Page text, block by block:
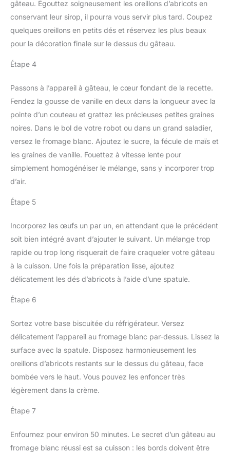
gâteau. Égouttez soigneusement les oreillons d’abricots en
conservant leur sirop, il pourra vous servir plus tard. Coupez
quelques oreillons en petits dés et réservez les plus beaux
pour la décoration finale sur le dessus du gâteau.
Étape 4
Passons à l’appareil à gâteau, le cœur fondant de la recette.
Fendez la gousse de vanille en deux dans la longueur avec la
pointe d’un couteau et grattez les précieuses petites graines
noires. Dans le bol de votre robot ou dans un grand saladier,
versez le fromage blanc. Ajoutez le sucre, la fécule de maïs et
les graines de vanille. Fouettez à vitesse lente pour
simplement homogénéiser le mélange, sans y incorporer trop
d’air.
Étape 5
Incorporez les œufs un par un, en attendant que le précédent
soit bien intégré avant d’ajouter le suivant. Un mélange trop
rapide ou trop long risquerait de faire craqueler votre gâteau
à la cuisson. Une fois la préparation lisse, ajoutez
délicatement les dés d’abricots à l’aide d’une spatule.
Étape 6
Sortez votre base biscuitée du réfrigérateur. Versez
délicatement l’appareil au fromage blanc par-dessus. Lissez la
surface avec la spatule. Disposez harmonieusement les
oreillons d’abricots restants sur le dessus du gâteau, face
bombée vers le haut. Vous pouvez les enfoncer très
légèrement dans la crème.
Étape 7
Enfournez pour environ 50 minutes. Le secret d’un gâteau au
fromage blanc réussi est sa cuisson : les bords doivent être